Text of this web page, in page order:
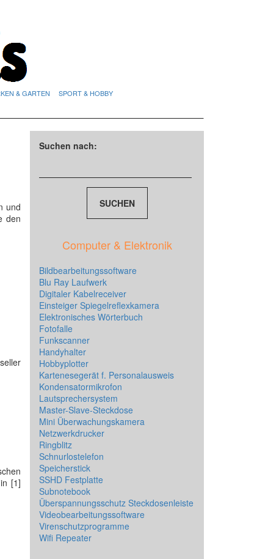
& GARTEN SPORT & HOBBY
und
den
[1]
Suchen nach:
Computer & Elektronik
Bildbearbeitungssoftware
Blu Ray Laufwerk
Digitaler Kabelreceiver
Einsteiger Spiegelreflexkamera
Elektronisches Wörterbuch
Fotofalle
Funkscanner
Handyhalter
Hobbyplotter
Kartenesegerät f. Personalausweis
Kondensatormikrofon
Lautsprechersystem
Master-Slave-Steckdose
Mini Überwachungskamera
Netzwerkdrucker
Ringblitz
Schnurlostelefon
Speicherstick
SSHD Festplatte
Subnotebook
Überspannungsschutz Steckdosenleiste
Videobearbeitungssoftware
Virenschutzprogramme
Wifi Repeater